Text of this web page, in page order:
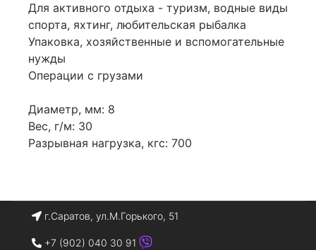
Для активного отдыха - туризм, водные виды
спорта, яхтинг, любительская рыбалка
Упаковка, хозяйственные и вспомогательные
нужды
Операции с грузами
Диаметр, мм: 8
Вес, г/м: 30
Разрывная нагрузка, кгс: 700
г.Саратов, ул.М.Горького, 51
+7 (902) 040 30 91